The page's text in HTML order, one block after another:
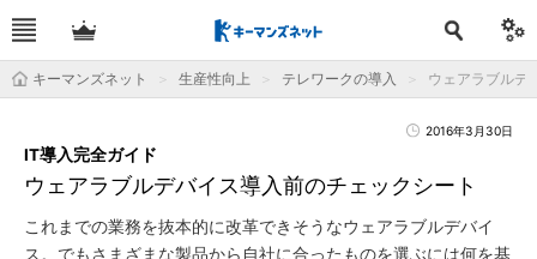
キーマンズネット 生産性向上 テレワークの導入 ウェアラブルデ
2016年3月30日
ウェアラブルデバイス導入前のチェックシート
IT導入完全ガイド
これまでの業務を抜本的に改革できそうなウェアラブルデバイ
ス。でもさまざまな製品から自社に合ったものを選ぶには何を基